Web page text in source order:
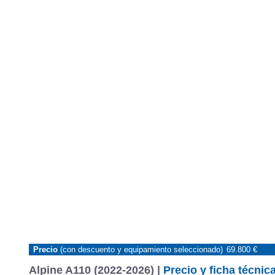
Alpine A110 (2022-2026) | Precio y ficha
Precio (con descuento y equipamiento seleccionado) 69.800 €